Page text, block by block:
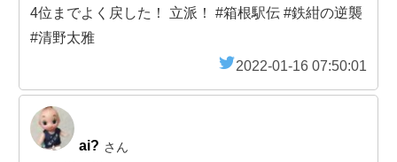
4位までよく戻した！ 立派！ #箱根駅伝 #鉄紺の逆襲
#清野太雅
2022-01-16 07:50:01
ai? さん